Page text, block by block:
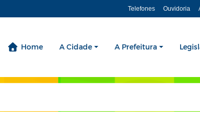
Telefones Ouvidoria
Home A Cidade A Prefeitura